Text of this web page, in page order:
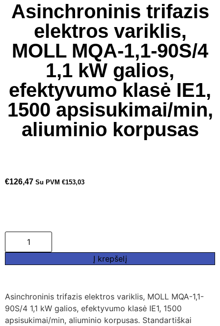
Asinchroninis trifazis
elektros variklis,
MOLL MQA-1,1-90S/4
1,1 kW galios,
efektyvumo klasė IE1,
1500 apsisukimai/min,
aliuminio korpusas
€126,47 Su PVM €153,03
Į krepšelį
Asinchroninis trifazis elektros variklis, MOLL MQA-1,1-
90S/4 1,1 kW galios, efektyvumo klasė IE1, 1500
apsisukimai/min, aliuminio korpusas. Standartiškai